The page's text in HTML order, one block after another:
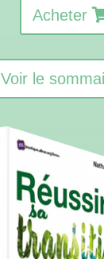
Acheter
Voir le